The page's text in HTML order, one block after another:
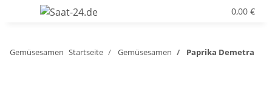
0,00 €
Gemüsesamen Startseite Gemüsesamen Paprika Demetra